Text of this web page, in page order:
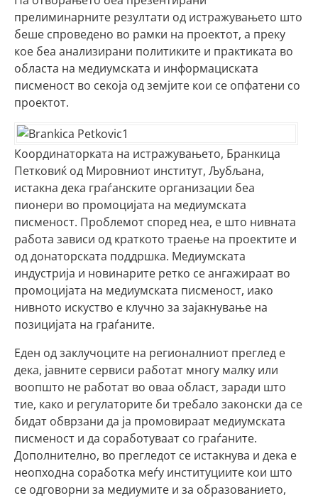
прелиминарните резултати од истражувањето што
беше спроведено во рамки на проектот, а преку
кое беа анализирани политиките и практиката во
областа на медиумската и информациската
писменост во секоја од земјите кои се опфатени со
проектот.
Координаторката на истражувањето, Бранкица
Петковиќ од Мировниот институт, Љубљана,
истакна дека граѓанските организации беа
пионери во промоцијата на медиумската
писменост. Проблемот според неа, е што нивната
работа зависи од краткото траење на проектите и
од донаторската поддршка. Медиумската
индустрија и новинарите ретко се ангажираат во
промоцијата на медиумската писменост, иако
нивното искуство е клучно за зајакнување на
позицијата на граѓаните.
Еден од заклучоците на регионалниот преглед е
дека, јавните сервиси работат многу малку или
воопшто не работат во оваа област, заради што
тие, како и регулаторите би требало законски да се
бидат обврзани да ја промовираат медиумската
писменост и да соработуваат со граѓаните.
Дополнително, во прегледот се истакнува и дека е
неопходна соработка меѓу институциите кои што
се одговорни за медиумите и за образованието,